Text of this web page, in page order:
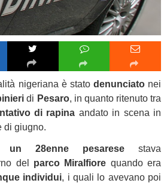
nigeriana è stato denunciatonei
di Pesaro, in quanto ritenuto tra
di rapina andato in scena in
di giugno.
un 28enne pesarese stava
del parco Miralfiore quando era
individui, i quali lo avevano poi